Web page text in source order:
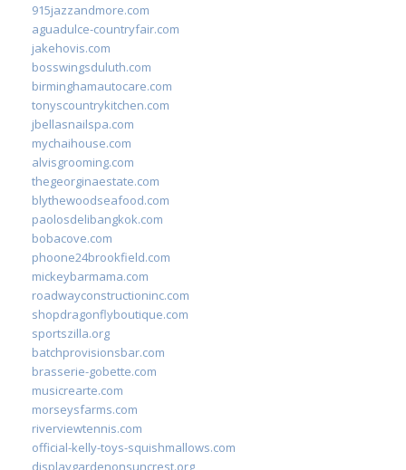
915jazzandmore.com
aguadulce-countryfair.com
jakehovis.com
bosswingsduluth.com
birminghamautocare.com
tonyscountrykitchen.com
jbellasnailspa.com
mychaihouse.com
alvisgrooming.com
thegeorginaestate.com
blythewoodseafood.com
paolosdelibangkok.com
bobacove.com
phoone24brookfield.com
mickeybarmama.com
roadwayconstructioninc.com
shopdragonflyboutique.com
sportszilla.org
batchprovisionsbar.com
brasserie-gobette.com
musicrearte.com
morseysfarms.com
riverviewtennis.com
official-kelly-toys-squishmallows.com
displaygardenonsuncrest.org